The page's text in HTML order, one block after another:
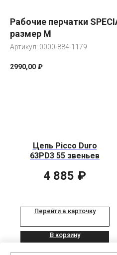
Рабочие перчатки
размер M
Артикул: 0000-884-1179
2990,00 ₽
Цепь Picco Duro
63PD3 55 звеньев
4 885 ₽
Перейти в карточку
В корзину